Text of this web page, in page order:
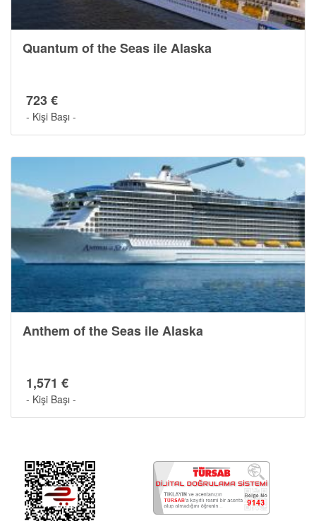
Gemide Yaşam
Quantum of the Seas ile Alaska
723 €
- Kişi Başı -
Anthem of the Seas ile Alaska
1,571 €
- Kişi Başı -